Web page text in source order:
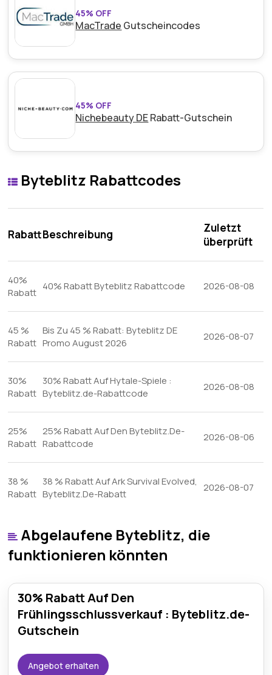
45% OFF
MacTrade Gutscheincodes
45% OFF
Nichebeauty DERabatt-Gutschein
Byteblitz Rabattcodes
RabattBeschreibung
Zuletzt
überprüft
40%
Rabatt
40% Rabatt Byteblitz Rabattcode 2026-08-08
45 %
Rabatt
Bis Zu 45 % Rabatt: Byteblitz DE
Promo August 2026
2026-08-07
30%
Rabatt
30% Rabatt Auf Hytale-Spiele :
Byteblitz.de-Rabattcode
2026-08-08
25%
Rabatt
25% Rabatt Auf Den Byteblitz.De-
Rabattcode
2026-08-06
38 %
Rabatt
38 % Rabatt Auf Ark Survival Evolved,
Byteblitz.De-Rabatt
2026-08-07
Abgelaufene Byteblitz, die
funktionieren könnten
30% Rabatt Auf Den
Frühlingsschlussverkauf : Byteblitz.de-
Gutschein
Angebot erhalten